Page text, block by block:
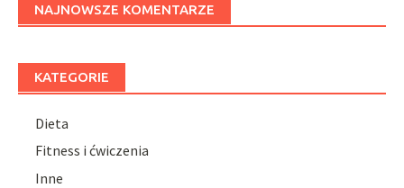
NAJNOWSZE KOMENTARZE
KATEGORIE
Dieta
Fitness i ćwiczenia
Inne